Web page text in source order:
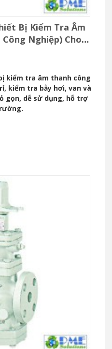
Bị Kiểm Tra Âm
Nghiệp) Cho
kiểm tra âm thanh công
kiểm tra bẫy hơi, van và
gọn, dễ sử dụng, hỗ trợ